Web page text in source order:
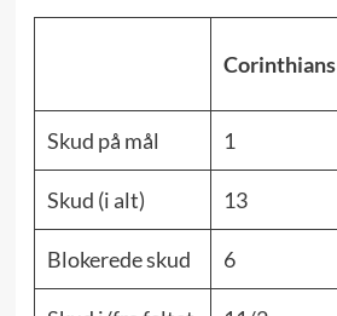
Corinthians
Skud på mål 1
Skud (i alt) 13
Blokerede skud 6